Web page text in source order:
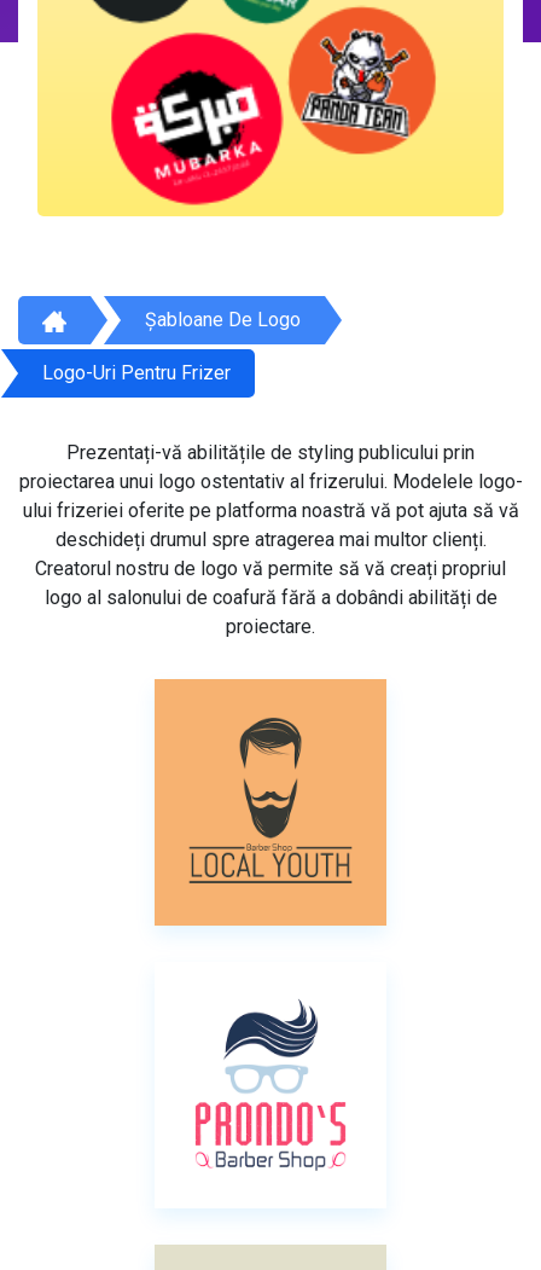
Șabloane De Logo
Logo-Uri Pentru Frizer
Prezentați-vă abilitățile de styling publicului prin
proiectarea unui logo ostentativ al frizerului. Modelele logo-
ului frizeriei oferite pe platforma noastră vă pot ajuta să vă
deschideți drumul spre atragerea mai multor clienți.
Creatorul nostru de logo vă permite să vă creați propriul
logo al salonului de coafură fără a dobândi abilități de
proiectare.